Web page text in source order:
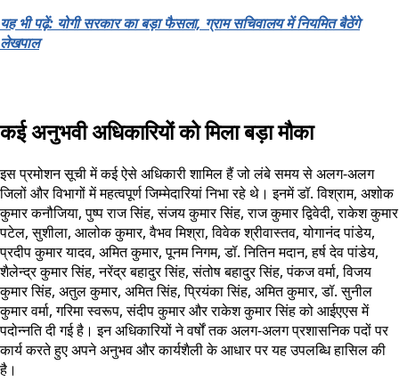
यह भी पढ़ें: योगी सरकार का बड़ा फैसला, ग्राम सचिवालय में नियमित बैठेंगे
लेखपाल
कई अनुभवी अधिकारियों को मिला बड़ा मौका
इस प्रमोशन सूची में कई ऐसे अधिकारी शामिल हैं जो लंबे समय से अलग-अलग
जिलों और विभागों में महत्वपूर्ण जिम्मेदारियां निभा रहे थे। इनमें डॉ. विश्राम, अशोक
कुमार कनौजिया, पुष्प राज सिंह, संजय कुमार सिंह, राज कुमार द्विवेदी, राकेश कुमार
पटेल, सुशीला, आलोक कुमार, वैभव मिश्रा, विवेक श्रीवास्तव, योगानंद पांडेय,
प्रदीप कुमार यादव, अमित कुमार, पूनम निगम, डॉ. नितिन मदान, हर्ष देव पांडेय,
शैलेन्द्र कुमार सिंह, नरेंद्र बहादुर सिंह, संतोष बहादुर सिंह, पंकज वर्मा, विजय
कुमार सिंह, अतुल कुमार, अमित सिंह, प्रियंका सिंह, अमित कुमार, डॉ. सुनील
कुमार वर्मा, गरिमा स्वरूप, संदीप कुमार और राकेश कुमार सिंह को आईएएस में
पदोन्नति दी गई है। इन अधिकारियों ने वर्षों तक अलग-अलग प्रशासनिक पदों पर
कार्य करते हुए अपने अनुभव और कार्यशैली के आधार पर यह उपलब्धि हासिल की
है।